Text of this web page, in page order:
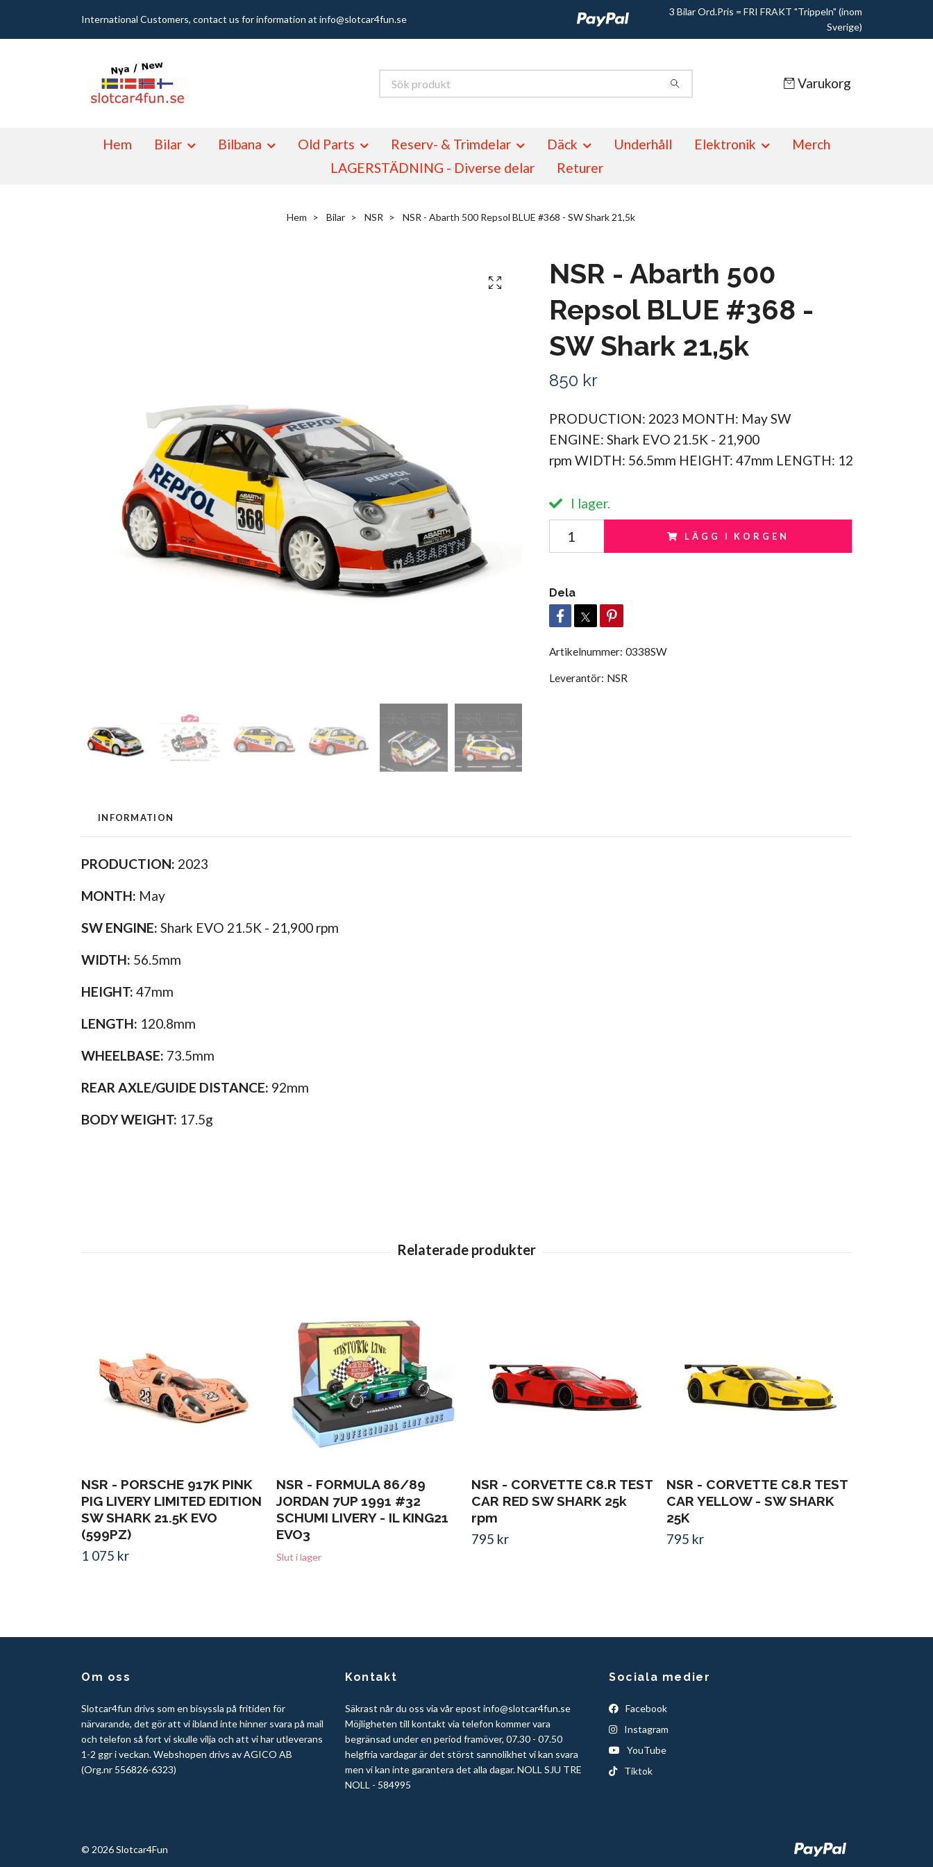
International Customers, contact us for information at info@slotcar4fun.se
3 Bilar Ord.Pris = FRI FRAKT "Trippeln" (inom
Sverige)
Varukorg
Hem Bilar Bilbana Old Parts Reserv- & Trimdelar Däck Underhåll Elektronik
Merch
LAGERSTÄDNING - Diverse delar
Returer
Hem Bilar NSR NSR - Abarth 500 Repsol BLUE #368 - SW Shark 21,5k
NSR - Abarth 500
Repsol BLUE #368 -
SW Shark 21,5k
850 kr
PRODUCTION: 2023 MONTH: May SW
ENGINE: Shark EVO 21.5K - 21,900
rpm WIDTH: 56.5mm HEIGHT: 47mm LENGTH: 12
I lager.
LÄGG I KORGEN
Dela
Artikelnummer: 0338SW
Leverantör: NSR
INFORMATION
PRODUCTION: 2023
MONTH: May
SW ENGINE: Shark EVO 21.5K - 21,900 rpm
WIDTH: 56.5mm
HEIGHT: 47mm
LENGTH: 120.8mm
WHEELBASE: 73.5mm
REAR AXLE/GUIDE DISTANCE: 92mm
BODY WEIGHT: 17.5g
NSR - PORSCHE 917K PINK
PIG LIVERY LIMITED EDITION
SW SHARK 21.5K EVO
(599PZ)
1 075 kr
NSR - FORMULA 86/89
JORDAN 7UP 1991 #32
SCHUMI LIVERY - IL KING21
EVO3
Slut i lager
NSR - CORVETTE C8.R TEST
CAR RED SW SHARK 25k
rpm
795 kr
NSR - CORVETTE C8.R TEST
CAR YELLOW - SW SHARK
25K
795 kr
Om oss
Slotcar4fun drivs som en bisyssla på fritiden för
närvarande, det gör att vi ibland inte hinner svara på mail
och telefon så fort vi skulle vilja och att vi har utleverans
1-2 ggr i veckan. Webshopen drivs av AGICO AB
(Org.nr 556826-6323)
Kontakt
Säkrast når du oss via vår epost info@slotcar4fun.se
Möjligheten till kontakt via telefon kommer vara
begränsad under en period framöver, 07.30 - 07.50
helgfria vardagar är det störst sannolikhet vi kan svara
men vi kan inte garantera det alla dagar. NOLL SJU TRE
NOLL - 584995
Sociala medier
Facebook
Instagram
YouTube
Tiktok
© 2026 Slotcar4Fun